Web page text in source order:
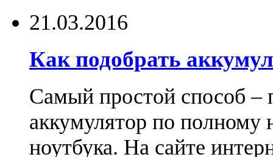
21.03.2016
Как подобрать
Самый простой способ –
аккумулятор по
ноутбука. На сайте